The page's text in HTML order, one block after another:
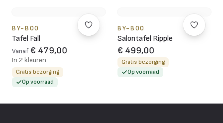
BY-BOO
Tafel Fall
Vanaf € 479,00
In 2 kleuren
Gratis bezorging
Op voorraad
BY-BOO
Salontafel Ripple
€ 499,00
Gratis bezorging
Op voorraad